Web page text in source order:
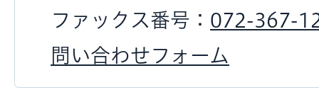
ファックス番号： 072-367-
問い合わせフォーム